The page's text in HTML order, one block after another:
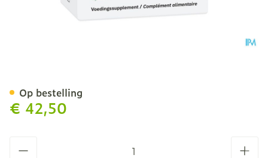
€ 42,50
Op bestelling